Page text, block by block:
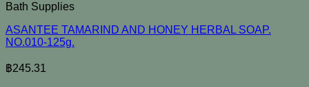
Bath Supplies
ASANTEE TAMARIND AND HONEY HERBAL SOAP.
NO.010-125g.
฿245.31